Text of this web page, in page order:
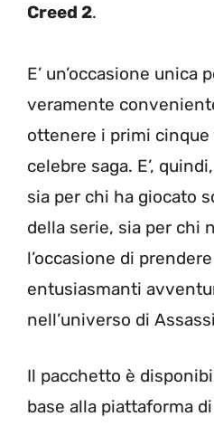
Creed 2.
E’ un’occasione unica
veramente
ottenere i primi cinque
celebre saga. E’,
sia per chi ha giocato
della serie, sia per chi
l’occasione di
entusiasmanti
nell’universo di
Il pacchetto è
base alla piattaforma